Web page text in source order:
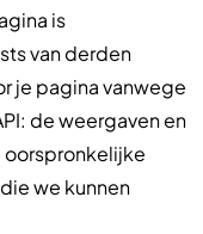
is
van derden
je pagina vanwege
de weergaven en
oorspronkelijke
we kunnen